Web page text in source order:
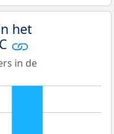
het
in de